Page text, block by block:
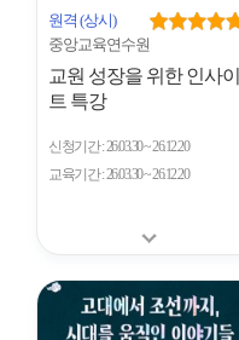
원격 (상시)
중앙교육연수원
교원 성장을 위한 인사이
트 특강
신청기간 26.03.30 ~ 26.12.20
교육기간 26.03.30 ~ 26.12.20